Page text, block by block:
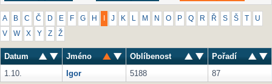
A B C Č D E F G H J K M N O P Q R Ř S Š U
V W X Y Z Ž
Datum Jméno Oblíbenost
Pořadí
1.10.
Igor 5188 87